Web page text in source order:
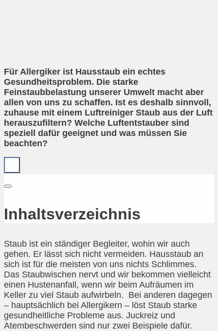
Für Allergiker ist Hausstaub ein echtes
Gesundheitsproblem. Die starke
Feinstaubbelastung unserer Umwelt macht aber
allen von uns zu schaffen. Ist es deshalb sinnvoll,
zuhause mit einem Luftreiniger Staub aus der Luft
herauszufiltern? Welche Luftentstauber sind
speziell dafür geeignet und was müssen Sie
beachten?
Inhaltsverzeichnis
Staub ist ein ständiger Begleiter, wohin wir auch
gehen. Er lässt sich nicht vermeiden. Hausstaub an
sich ist für die meisten von uns nichts Schlimmes.
Das Staubwischen nervt und wir bekommen vielleicht
einen Hustenanfall, wenn wir beim Aufräumen im
Keller zu viel Staub aufwirbeln. Bei anderen dagegen
– hauptsächlich bei Allergikern – löst Staub starke
gesundheitliche Probleme aus. Juckreiz und
Atembeschwerden sind nur zwei Beispiele dafür.